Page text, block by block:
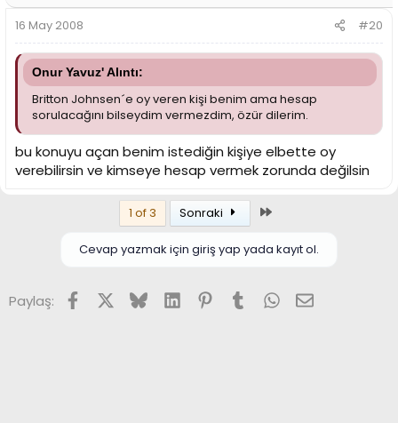
16 May 2008 #20
Onur Yavuz' Alıntı:
Britton Johnsen´e oy veren kişi benim ama hesap
sorulacağını bilseydim vermezdim, özür dilerim.
bu konuyu açan benim istediğin kişiye elbette oy
verebilirsin ve kimseye hesap vermek zorunda değilsin
1 of 3 Sonraki
Cevap yazmak için giriş yap yada kayıt ol.
Paylaş: FacebookX (Twitter)
BlueskyLinkedInPinterest
TumblrWhatsApp
E-posta